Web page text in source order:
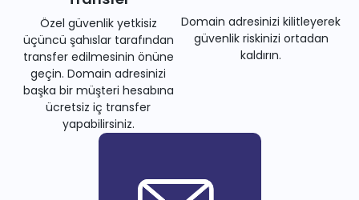
Özel güvenlik yetkisiz
üçüncü şahıslar tarafından
transfer edilmesinin önüne
geçin. Domain adresinizi
başka bir müşteri hesabına
ücretsiz iç transfer
yapabilirsiniz.
Domain adresinizi kilitleyerek
güvenlik riskinizi ortadan
kaldırın.